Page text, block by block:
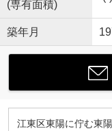
(専有面積)
築年月
江東区東陽に佇む東